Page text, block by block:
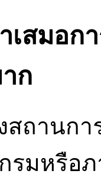
เสมอก
ก
สถานก
รมหรื